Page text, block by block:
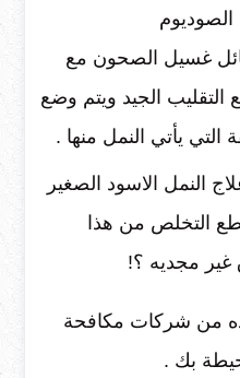
غسيل الصحون مع
التقليب الجيد ويتم وضع
يأتي النمل منها .
النمل الاسود الصغير
التخلص من هذا
مجديه ؟!
من شركات مكافحة
بك .